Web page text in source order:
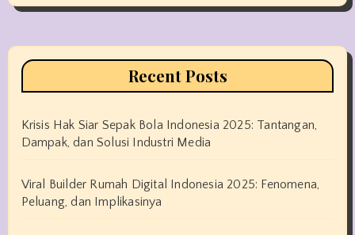
Recent Posts
Krisis Hak Siar Sepak Bola Indonesia 2025: Tantangan,
Dampak, dan Solusi Industri Media
Viral Builder Rumah Digital Indonesia 2025: Fenomena,
Peluang, dan Implikasinya